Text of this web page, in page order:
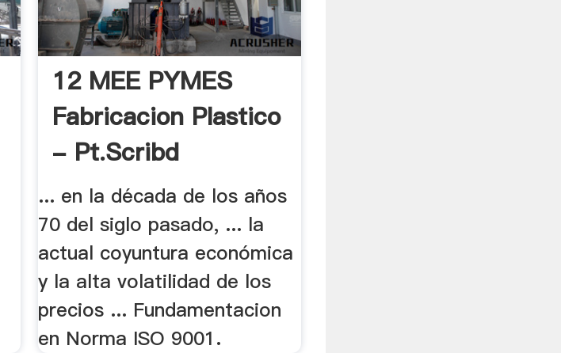
12 MEE PYMES
Fabricacion Plastico
- Pt.scribd
... en la década de los años
70 del siglo pasado, ... la
actual coyuntura económica
y la alta volatilidad de los
precios ... Fundamentacion
en Norma ISO 9001.